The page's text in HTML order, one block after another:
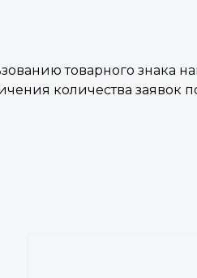
товарного знака
количества заявок